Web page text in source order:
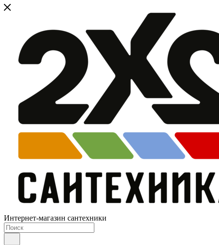
Интернет-магазин сантехники